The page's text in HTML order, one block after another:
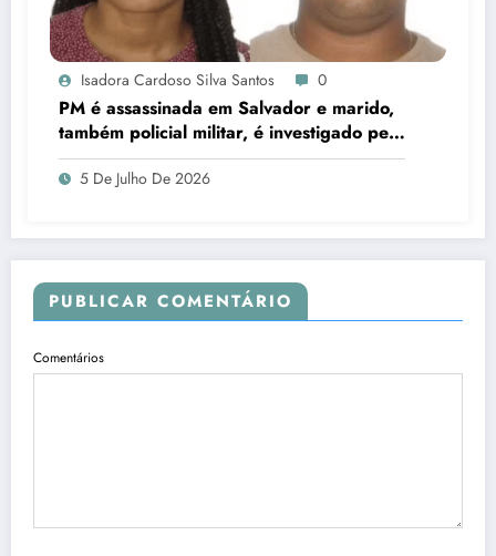
Isadora Cardoso Silva Santos 0
PM é assassinada em Salvador e marido,
também policial militar, é investigado pelo
crime
5 De Julho De 2026
PUBLICAR COMENTÁRIO
Comentários